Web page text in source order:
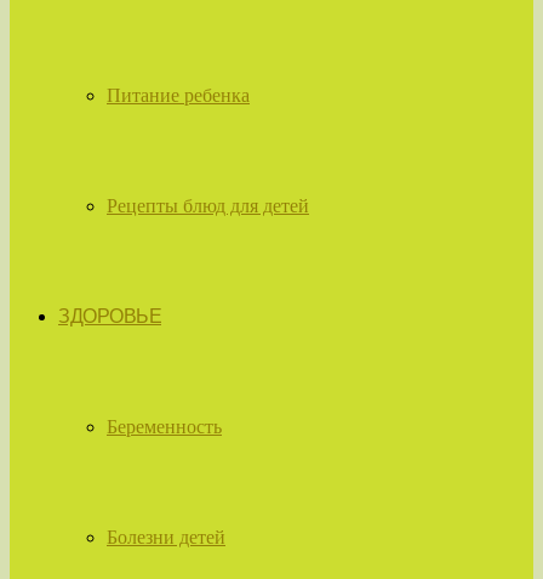
Питание ребенка
Рецепты блюд для детей
ЗДОРОВЬЕ
Беременность
Болезни детей